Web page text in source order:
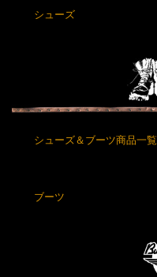
シューズ
シューズ＆ブーツ商品一覧
ブーツ